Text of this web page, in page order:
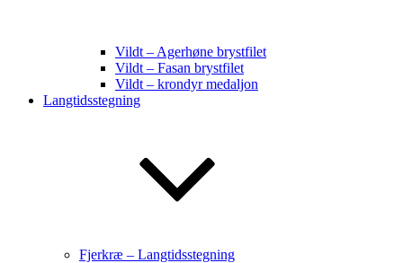
Vildt – Agerhøne brystfilet
Vildt – Fasan brystfilet
Vildt – krondyr medaljon
Langtidsstegning
Fjerkræ – Langtidsstegning